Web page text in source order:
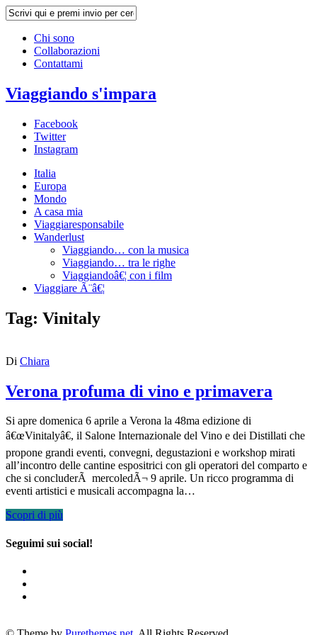
Chi sono
Collaborazioni
Contattami
Viaggiando s'impara
Facebook
Twitter
Instagram
Italia
Europa
Mondo
A casa mia
Viaggiaresponsabile
Wanderlust
Viaggiando… con la musica
Viaggiando… tra le righe
Viaggiandoâ€¦ con i film
Viaggiare Ã¨â€¦
Tag: Vinitaly
Di Chiara
Verona profuma di vino e primavera
Si apre domenica 6 aprile a Verona la 48ma edizione di
â€œVinitalyâ€, il Salone Internazionale del Vino e dei Distillati che
propone grandi eventi, convegni, degustazioni e workshop mirati
all’incontro delle cantine espositrici con gli operatori del comparto e
che si concluderÃ mercoledÃ¬ 9 aprile. Un ricco programma di
eventi artistici e musicali accompagna la…
Scopri di più
Seguimi sui social!